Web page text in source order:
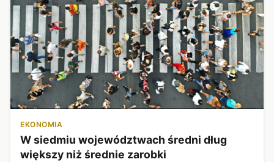
EKONOMIA
W siedmiu województwach średni dług
większy niż średnie zarobki